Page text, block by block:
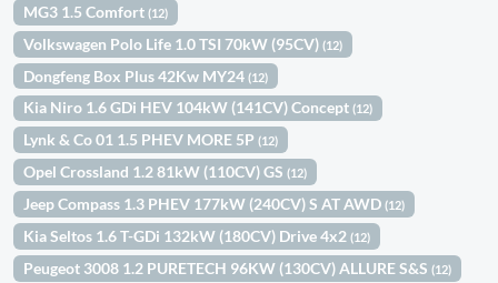
MG3 1.5 Comfort(12)
Volkswagen Polo Life 1.0 TSI 70kW (95CV)(12)
Dongfeng Box Plus 42Kw MY24(12)
Kia Niro 1.6 GDi HEV 104kW (141CV) Concept(12)
Lynk & Co 01 1.5 PHEV MORE 5P(12)
Opel Crossland 1.2 81kW (110CV) GS(12)
Jeep Compass 1.3 PHEV 177kW (240CV) S AT AWD(12)
Kia Seltos 1.6 T-GDi 132kW (180CV) Drive 4x2(12)
Peugeot 3008 1.2 PURETECH 96KW (130CV) ALLURE S&S(12)